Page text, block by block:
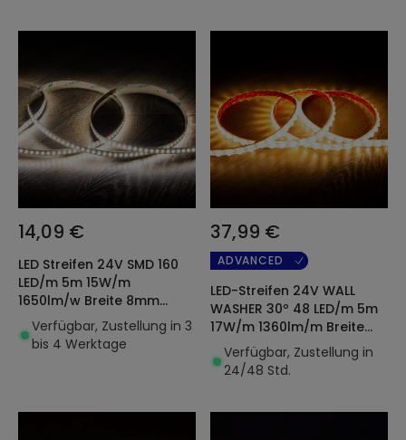
14,09 €
LED Streifen 24V SMD 160
LED/m 5m 15W/m
1650lm/w Breite 8mm
FreeCut IP20
Verfügbar, Zustellung in 3
bis 4 Werktage
37,99 €
ADVANCED
LED-Streifen 24V WALL
WASHER 30º 48 LED/m 5m
17W/m 1360lm/m Breite
14mm Schnitt alle 2cm
IP44
Verfügbar, Zustellung in
24/48 Std.